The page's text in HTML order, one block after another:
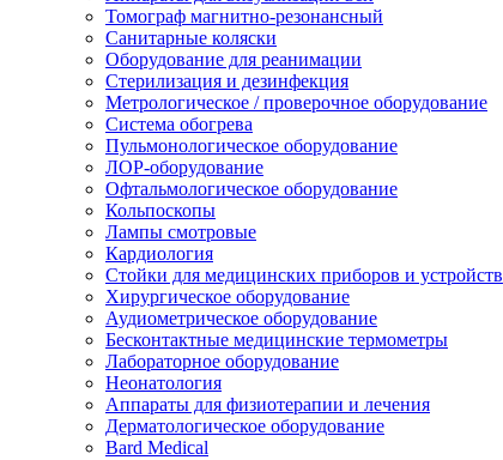
Томограф магнитно-резонансный
Санитарные коляски
Оборудование для реанимации
Стерилизация и дезинфекция
Метрологическое / проверочное оборудование
Система обогрева
Пульмонологическое оборудование
ЛОР-оборудование
Офтальмологическое оборудование
Кольпоскопы
Лампы смотровые
Кардиология
Стойки для медицинских приборов и устройств
Хирургическое оборудование
Аудиометрическое оборудование
Бесконтактные медицинские термометры
Лабораторное оборудование
Неонатология
Аппараты для физиотерапии и лечения
Дерматологическое оборудование
Bard Medical